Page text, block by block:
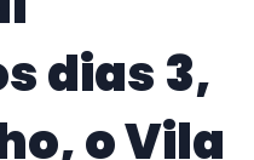
dias 3,
o Vila